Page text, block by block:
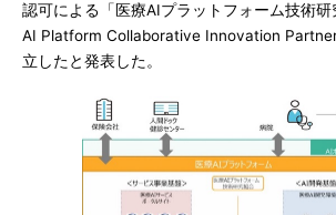
認可による「医療AIプラットフォーム技術
AI Platform Collaborative Innovation
立したと発表した。